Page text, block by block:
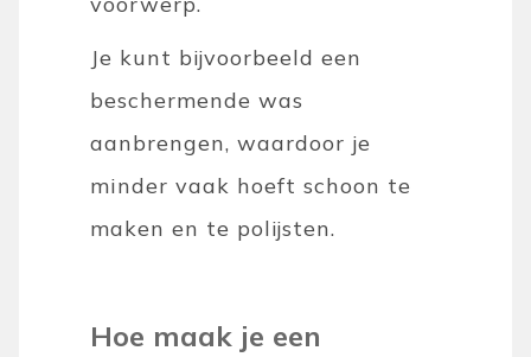
Je kunt bijvoorbeeld een
beschermende was
aanbrengen, waardoor je
minder vaak hoeft schoon te
maken en te polijsten.
Hoe maak je een